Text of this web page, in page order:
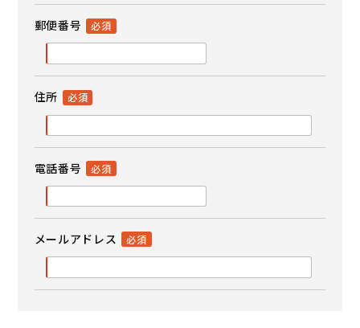
郵便番号
住所
電話番号
メールアドレス